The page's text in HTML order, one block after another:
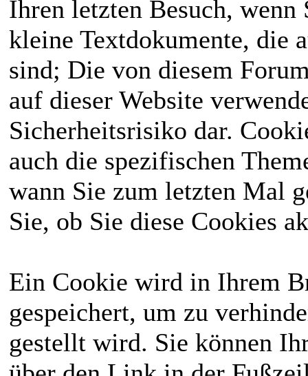
Normalbürger im
Verborgenen.
Deswegen kann
man bei uns sowohl
Reallifespielen, als
auch Menschen mit
besonderen
Fähigkeiten. Du
solltest dafür das
18. Lebensjahr
abgeschlossen
haben und reichlich
neu hoch.
⟩⟩28.02.2026:
Aktivitätsregeln
wurden festgehalten
und ab heute gibt es
jeden Monat eine
Whitelist.
⟩⟩27.01.2026: Das
wurde einmal
überarbeitet, bitte
schaut erneut
Ihren letzten Besuch,
kleine Textdokumente, die
sind; Die von diesem
auf dieser Website
Sicherheitsrisiko dar.
auch die spezifischen
wann Sie zum letzten Mal
Sie, ob Sie diese Cookies
Ein Cookie wird in Ihrem
gespeichert, um zu
gestellt wird. Sie können